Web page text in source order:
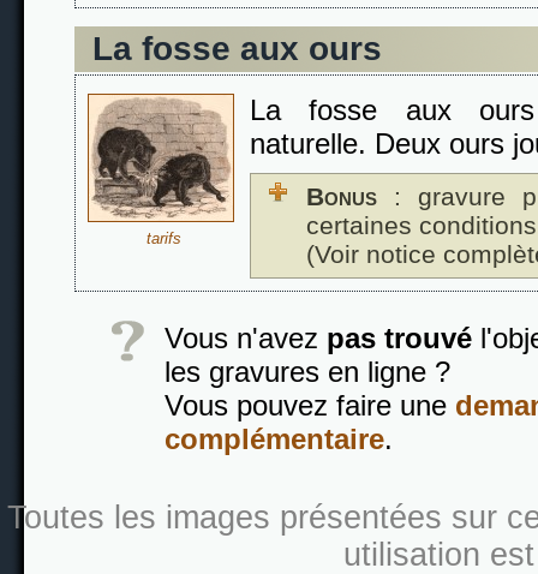
La fosse aux ours
tarifs
La fosse aux
naturelle. Deux ours
Bonus : gravure
certaines
(Voir notice
Vous n'avez pas trouvé
les gravures en ligne ?
Vous pouvez faire une
complémentaire.
Toutes les images présentées sur
utilisation